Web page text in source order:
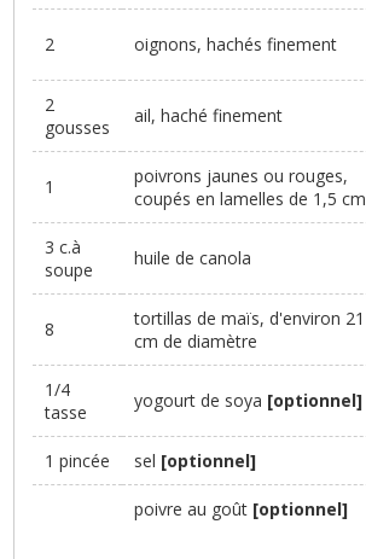
2 oignons, hachés finement
2
gousses
ail, haché finement
1
poivrons jaunes ou rouges,
coupés en lamelles de 1,5 cm
3 c.à
soupe
huile de canola
8
tortillas de maïs, d'environ 21
cm de diamètre
1/4
tasse
yogourt de soya [optionnel]
1 pincée sel [optionnel]
poivre au goût [optionnel]